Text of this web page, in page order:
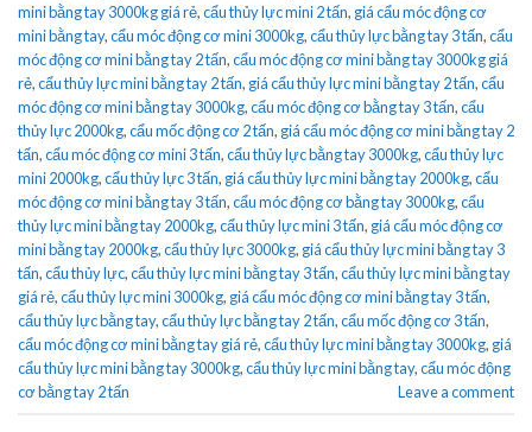
mini bằng tay 3000kg giá rẻ,cẩu thủy lực mini 2 tấn, giá cẩu móc động cơ
mini bằng tay,cẩu móc động cơ mini 3000kg,cẩu thủy lực bằng tay 3 tấn,cẩu
móc động cơ mini bằng tay 2 tấn,cẩu móc động cơ mini bằng tay 3000kg giá
rẻ,cẩu thủy lực mini bằng tay 2 tấn, giá cẩu thủy lực mini bằng tay 2 tấn,cẩu
móc động cơ mini bằng tay 3000kg,cẩu móc động cơ bằng tay 3 tấn,cẩu
thủy lực 2000kg,cẩu mốc động cơ 2 tấn, giá cẩu móc động cơ mini bằng tay 2
tấn,cẩu móc động cơ mini 3 tấn,cẩu thủy lực bằng tay 3000kg,cẩu thủy lực
mini 2000kg,cẩu thủy lực 3 tấn, giá cẩu thủy lực mini bằng tay 2000kg,cẩu
móc động cơ mini bằng tay 3 tấn,cẩu móc động cơ bằng tay 3000kg,cẩu
thủy lực mini bằng tay 2000kg,cẩu thủy lực mini 3 tấn, giá cẩu móc động cơ
mini bằng tay 2000kg,cẩu thủy lực 3000kg, giá cẩu thủy lực mini bằng tay 3
tấn,cẩu thủy lực,cẩu thủy lực mini bằng tay 3 tấn,cẩu thủy lực mini bằng tay
giá rẻ,cẩu thủy lực mini 3000kg, giá cẩu móc động cơ mini bằng tay 3 tấn,
cẩu thủy lực bằng tay,cẩu thủy lực bằng tay 2 tấn,cẩu mốc động cơ 3 tấn,
cẩu móc động cơ mini bằng tay giá rẻ,cẩu thủy lực mini bằng tay 3000kg, giá
cẩu thủy lực mini bằng tay 3000kg,cẩu thủy lực mini bằng tay,cẩu móc động
cơ bằng tay 2 tấn
Leave a comment